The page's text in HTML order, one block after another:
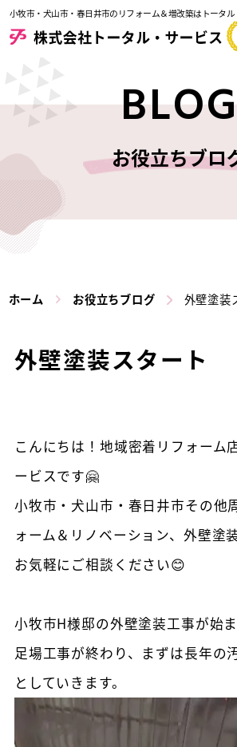
小牧市・犬山市・春日井市のリフォーム＆増改築はトータ
お役立ちブロ
ホーム お役立ちブログ 外壁塗装
外壁塗装スタート
こんにちは！地域密着リフォー
ービスです🤗
小牧市・犬山市・春日井市その他
ォーム＆リノベーション、外壁塗
お気軽にご相談ください😊
小牧市H様邸の外壁塗装工事が始ま
足場工事が終わり、まずは長年の
としていきます。